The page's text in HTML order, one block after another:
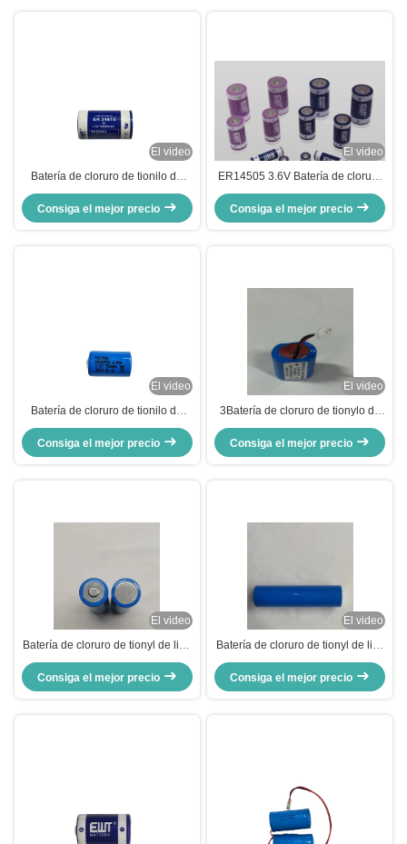
El video
Batería de cloruro de tionilo de
litio ER34615 3.6V 19000mah
ER18505M Química Li-SOCl2
Consiga el mejor precio
El video
ER14505 3.6V Batería de cloruro
de tionyl de litio de 4800 mAh
Consiga el mejor precio
El video
Batería de cloruro de tionilo de
litio ER14250M 3.6V 750mAh
para entornos extremos
Consiga el mejor precio
El video
3Batería de cloruro de tionylo de
litio de tensión de.6V con logotipo
azul y logotipo personalizado
Consiga el mejor precio
El video
Batería de cloruro de tionyl de litio
de 16000mAh para medidores de
servicios públicos Sistemas de
seguridad Dispositivos médicos
Consiga el mejor precio
El video
Batería de cloruro de tionyl de litio
OEM con rango de temperatura
de funcionamiento de -55°C a
85°C Tipo de terminal o opciones
Consiga el mejor precio